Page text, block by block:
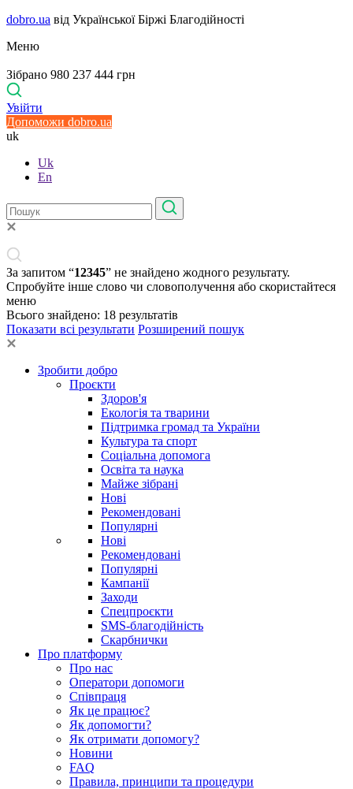
dobro.ua від Української Біржі Благодійності
Меню
Зібрано 980 237 444 грн
Увійти
Допоможи dobro.ua
uk
Uk
En
За запитом “12345” не знайдено жодного результату.
Спробуйте інше слово чи словополучення або скористайтеся
меню
Всього знайдено: 18 результатів
Показати всі результати Розширений пошук
Зробити добро
Проєкти
Здоров'я
Екологія та тварини
Підтримка громад та України
Культура та спорт
Соціальна допомога
Освіта та наука
Майже зібрані
Нові
Рекомендовані
Популярні
Нові
Рекомендовані
Популярні
Кампанії
Заходи
Спецпроєкти
SMS-благодійність
Скарбнички
Про платформу
Про нас
Оператори допомоги
Співпраця
Як це працює?
Як допомогти?
Як отримати допомогу?
Новини
FAQ
Правила, принципи та процедури